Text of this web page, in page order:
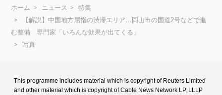
ホーム ニュース
特集
【解説】中国地方屈指の渋滞エリア…岡山市の国道2号などで進
む整備 専門家「いろんな効果が出てくる」
写真
This programme includes material which is copyright of Reuters Limited
and other material which is copyright of Cable News Network LP, LLLP